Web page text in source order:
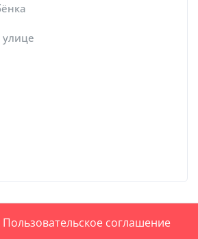
улице
Пользовательское соглашение